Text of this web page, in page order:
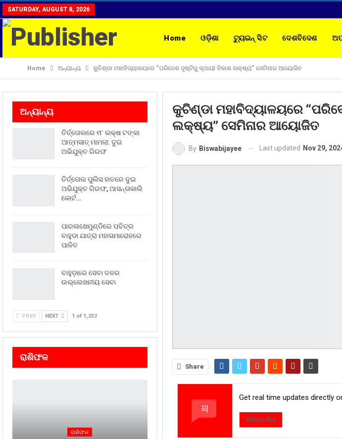
SATURDAY, AUGUST 8, 2026
Home ଓଡ଼ିଶା ଟ୍ୟୁଇନ୍ ସିଟ ଦେଶବିଦେଶ
ରାଶିଫଳ CONTACT
Home ଅନ୍ୟାନ୍ୟ କୁଚିଣ୍ଡା ମହାବିଦ୍ୟାଳୟରେ “ପରିବେଶ ଦୃଷ୍ଟିରୁ ସ୍ଥାୟୀ ବିକାଶ ଲକ୍ଷ୍ୟ” ସେମିନାର ଆୟୋଜିତ
କୁଚିଣ୍ଡା ମହାବିଦ୍ୟାଳୟରେ
ଲକ୍ଷ୍ୟ” ସେମିନାର ଆୟୋଜିତ
By Biswabijayee Last updated Nov 29,
Share
Get real time updates directly
Subscribe
ଅନ୍ୟାନ୍ୟ
ତିର୍ତ୍ତୋଲରେ ୧୮ ଲକ୍ଷ ଟଙ୍କା
ଆତ୍ମସାତ୍ ମାମଲା: ଦୁଇ
ଅଭିଯୁକ୍ତ ଗିରଫ
ତିର୍ତ୍ତୋଲ ପୁଲିସ ହାତରେ ଦୁଇ
ଅଭିଯୁକ୍ତ ଗିରଫ, ଆସନ୍ତାକାଲି
କୋର୍ଟ…
ପାରଳାଖେମୁଣ୍ଡିରେ ପବିତ୍ର
ବାହୁଡା ଯାତ୍ରା ମହାସମାରୋହରେ
ପାଳିତ
ବାହୁଡ଼ାରେ ସେବା ଦଳର
ଉଲ୍ଲେଖନୀୟ ସେବା
PREV NEXT 1 of 1,252
ରାଶିଫଳ
ରାଶିଫଳ